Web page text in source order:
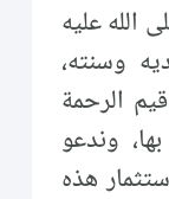
الله عليه
وسنته،
الرحمة
وندعو
هذه